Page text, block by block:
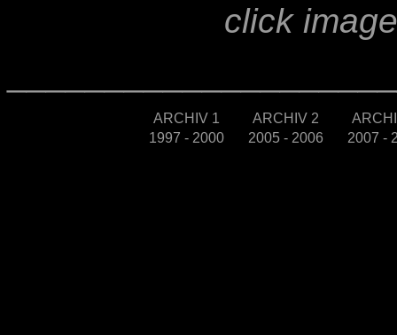
click
ARCHIV 1 ARCHIV 2
1997 - 2000
2005 - 2006 2007 -